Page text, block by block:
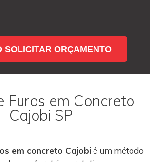
SOLICITAR ORÇAMENTO
Furos em Concreto
Cajobi SP
em concreto Cajobié um método